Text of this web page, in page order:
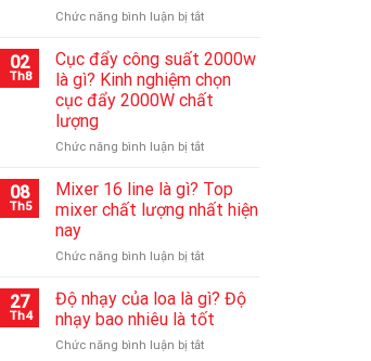
Chức năng bình luận bị tắtở
sửa
loa
bluetooth
không
nguồn
chóng
nhất
02
Th8
Cục đẩy công suất 2000w
là gì? Kinh nghiệm chọn
cục đẩy 2000W chất
lượng
Chức năng bình luận bị tắtở
đẩy
công
suất
là
Kinh
nghiệm
cục
08
Th5
Mixer 16 line là gì? Top
mixer chất lượng nhất hiện
nay
Chức năng bình luận bị tắtở
16
line
là
gì?
27
Th4
Độ nhạy của loa là gì? Độ
nhạy bao nhiêu là tốt
Chức năng bình luận bị tắtở